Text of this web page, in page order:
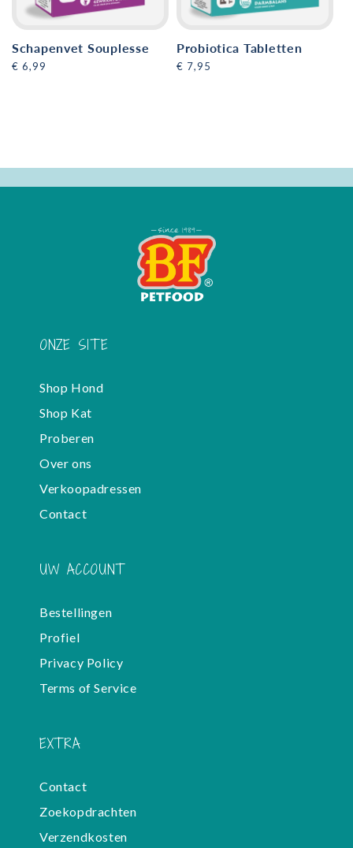
Schapenvet Souplesse
Normale
€ 6,99
Probiotica Tabletten
Normale
€ 7,95
ONZE SITE
Shop Hond
Shop Kat
Proberen
Over ons
Verkoopadressen
Contact
UW ACCOUNT
Bestellingen
Profiel
Privacy Policy
Terms of Service
EXTRA
Contact
Zoekopdrachten
Verzendkosten